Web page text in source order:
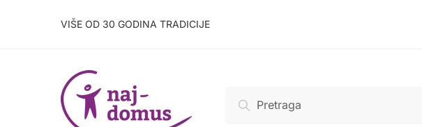
VIŠE OD 30 GODINA TRADICIJE
Pretraži